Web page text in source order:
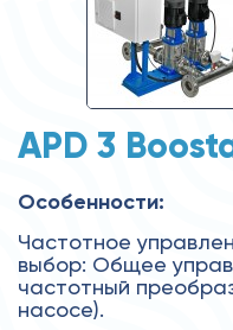
APD 3
Особенности:
Частотное
выбор: Общее
частотный
насосе).